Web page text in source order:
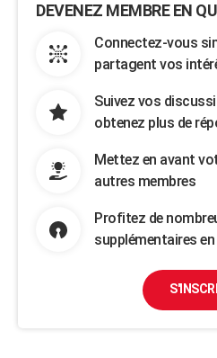
DEVENEZ MEMBRE EN
Connectez-vous
partagent vos
Suivez vos
obtenez plus de
Mettez en avant
autres membres
Profitez de
supplémentaires